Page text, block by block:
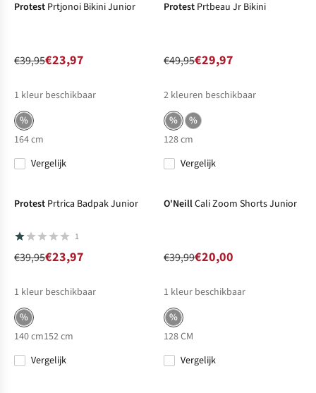
Protest Prtjonoi Bikini Junior
€39,95€23,97
1 kleur beschikbaar
%
164 cm
Vergelijk
Protest Prtbeau Jr Bikini
€49,95€29,97
2 kleuren beschikbaar
%
%
128 cm
Vergelijk
Protest Prtrica Badpak Junior
1
€39,95€23,97
1 kleur beschikbaar
%
140 cm152 cm
Vergelijk
O'NeillCali Zoom Shorts Junior
€39,99€20,00
1 kleur beschikbaar
%
128 CM
Vergelijk